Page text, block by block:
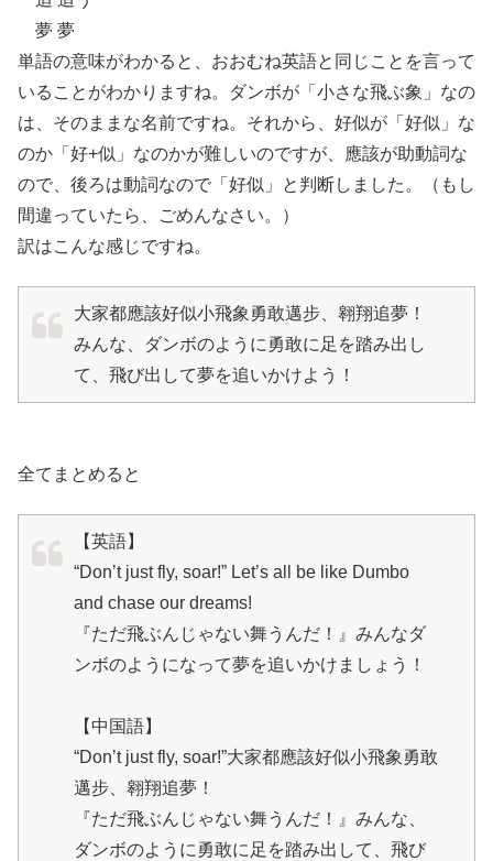
夢 夢
単語の意味がわかると、おおむね英語と同じことを言って
いることがわかりますね。ダンボが「小さな飛ぶ象」なの
は、そのままな名前ですね。それから、好似が「好似」な
のか「好+似」なのかが難しいのですが、應該が助動詞な
ので、後ろは動詞なので「好似」と判断しました。（もし
間違っていたら、ごめんなさい。）
訳はこんな感じですね。
大家都應該好似小飛象勇敢邁步、翱翔追夢！
みんな、ダンボのように勇敢に足を踏み出し
て、飛び出して夢を追いかけよう！
全てまとめると
【英語】
“Don’t just fly, soar!” Let’s all be like Dumbo
and chase our dreams!
『ただ飛ぶんじゃない舞うんだ！』みんなダ
ンボのようになって夢を追いかけましょう！
【中国語】
“Don’t just fly, soar!”大家都應該好似小飛象勇敢
邁步、翱翔追夢！
『ただ飛ぶんじゃない舞うんだ！』みんな、
ダンボのように勇敢に足を踏み出して、飛び